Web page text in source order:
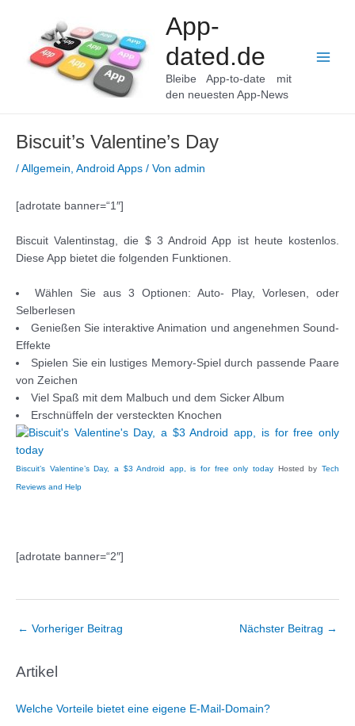
springen
App-
dated.de
Bleibe App-to-date mit
den neuesten App-News
Biscuit’s Valentine’s Day
/ Allgemein Android Apps / Von admin
[adrotate banner=“1″]
Biscuit Valentinstag, die $ 3 Android App ist heute kostenlos.
Diese App bietet die folgenden Funktionen.
Wählen Sie aus 3 Optionen: Auto- Play, Vorlesen, oder
Selberlesen
Genießen Sie interaktive Animation und angenehmen Sound-
Effekte
Spielen Sie ein lustiges Memory-Spiel durch passende Paare
von Zeichen
Viel Spaß mit dem Malbuch und dem Sicker Album
Erschnüffeln der versteckten Knochen
Biscuit’s Valentine’s Day, a $3 Android app, is for free only today Hosted byTech
Reviews and Help
[adrotate banner=“2″]
Post
← Vorheriger Beitrag Nächster Beitrag →
Artikel
Welche Vorteile bietet eine eigene E-Mail-Domain?